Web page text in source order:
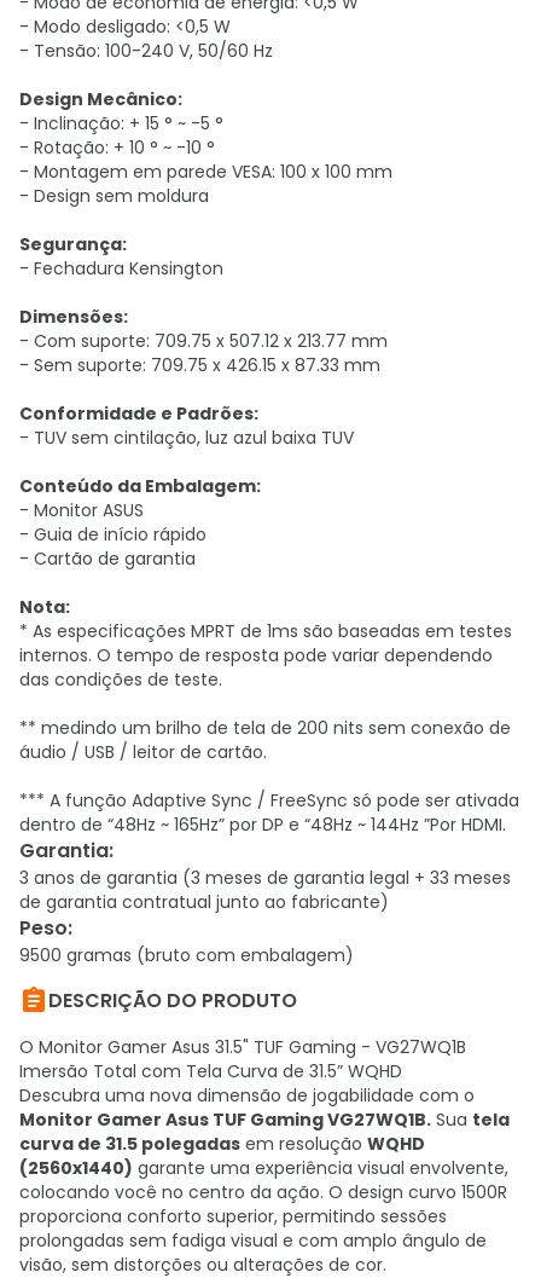
- Modo desligado: <0,5 W
- Tensão: 100-240 V, 50/60 Hz
Design Mecânico:
- Inclinação: + 15 ° ~ -5 °
- Rotação: + 10 ° ~ -10 °
- Montagem em parede VESA: 100 x 100 mm
- Design sem moldura
Segurança:
- Fechadura Kensington
Dimensões:
- Com suporte: 709.75 x 507.12 x 213.77 mm
- Sem suporte: 709.75 x 426.15 x 87.33 mm
Conformidade e Padrões:
- TUV sem cintilação, luz azul baixa TUV
Conteúdo da Embalagem:
- Monitor ASUS
- Guia de início rápido
- Cartão de garantia
Nota:
* As especificações MPRT de 1ms são baseadas em testes
internos. O tempo de resposta pode variar dependendo
das condições de teste.
** medindo um brilho de tela de 200 nits sem conexão de
áudio / USB / leitor de cartão.
*** A função Adaptive Sync / FreeSync só pode ser ativada
dentro de “48Hz ~ 165Hz” por DP e “48Hz ~ 144Hz ”Por HDMI.
Garantia:
3 anos de garantia (3 meses de garantia legal + 33 meses
de garantia contratual junto ao fabricante)
Peso:
9500 gramas (bruto com embalagem)
DESCRIÇÃO DO PRODUTO
O Monitor Gamer Asus 31.5" TUF Gaming - VG27WQ1B
Imersão Total com Tela Curva de 31.5” WQHD
Descubra uma nova dimensão de jogabilidade com o
Monitor Gamer Asus TUF Gaming VG27WQ1B. Sua tela
curva de 31.5 polegadas em resolução WQHD
(2560x1440) garante uma experiência visual envolvente,
colocando você no centro da ação. O design curvo 1500R
proporciona conforto superior, permitindo sessões
prolongadas sem fadiga visual e com amplo ângulo de
visão, sem distorções ou alterações de cor.